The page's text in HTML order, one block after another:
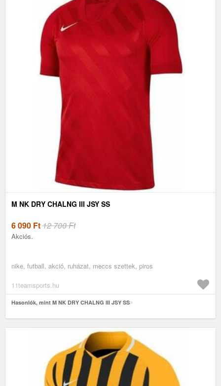
M NK DRY CHALNG III JSY SS
6 090 Ft12 700 Ft
Akciós.
nike, futball, akció, ruházat, meccs szettek, piros
11teamsports.hu
Hasonlók, mint M NK DRY CHALNG III JSY SS